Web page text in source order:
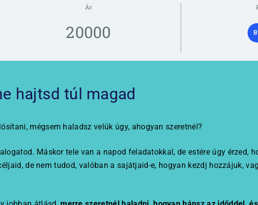
Ár
20000
hajtsd túl magad
mégsem haladsz velük úgy, ahogyan szeretnél?
Máskor tele van a napod feladatokkal, de estére úgy érzed,
de nem tudod, valóban a sajátjaid-e, hogyan kezdj hozzájuk,